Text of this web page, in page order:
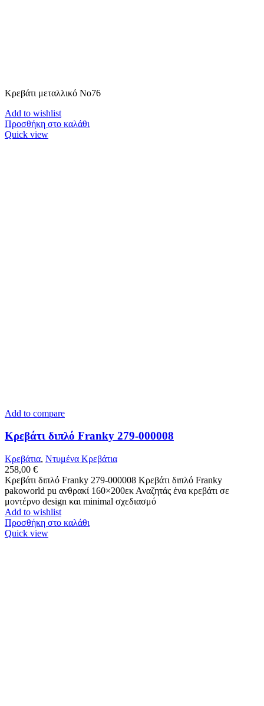
Κρεβάτι μεταλλικό Νο76
Add to wishlist
Προσθήκη στο καλάθι
Quick view
Add to compare
Κρεβάτι διπλό Franky 279-000008
Κρεβάτια, Ντυμένα Κρεβάτια
258,00 €
Κρεβάτι διπλό Franky 279-000008 Κρεβάτι διπλό Franky
pakoworld pu ανθρακί 160×200εκ Αναζητάς ένα κρεβάτι σε
μοντέρνο design και minimal σχεδιασμό
Add to wishlist
Προσθήκη στο καλάθι
Quick view